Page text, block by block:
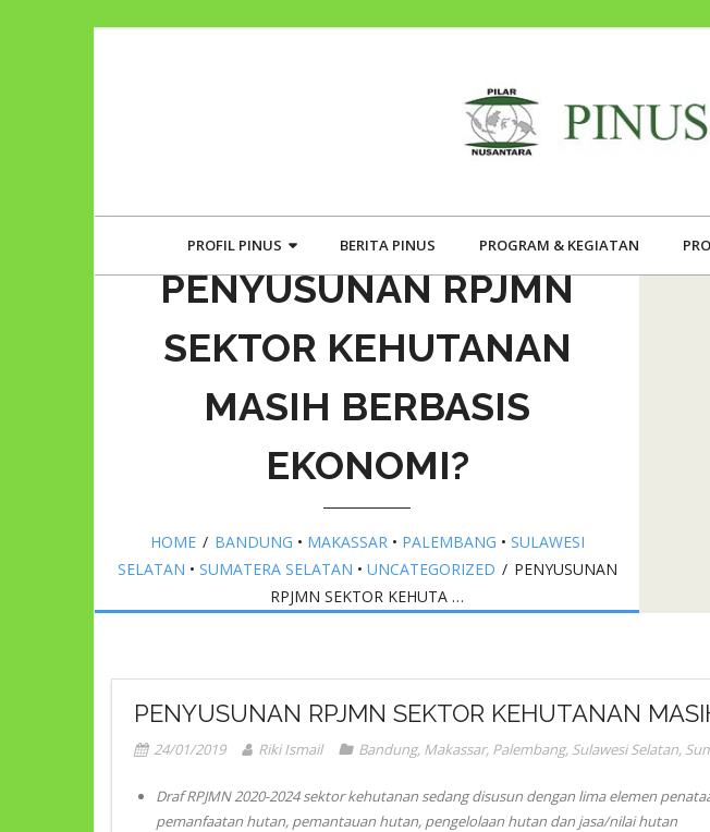
PROFIL PINUS BERITA PINUS PROGRAM & KEGIATAN
PENYUSUNAN RPJMN
SEKTOR KEHUTANAN
MASIH BERBASIS
EKONOMI?
HOME / BANDUNG • MAKASSAR• PALEMBANG • SULAWESI
SELATAN • SUMATERA SELATAN • UNCATEGORIZED / PENYUSUNAN
RPJMN SEKTOR KEHUTA …
PENYUSUNAN RPJMN SEKTOR KEHUTANAN
24/01/2019 Riki Ismail Bandung, Makassar, Palembang, Sulawesi Selatan,
Draf RPJMN 2020-2024 sektor kehutanan sedang disusun dengan lima elemen
pemanfaatan hutan, pemantauan hutan, pengelolaan hutan dan jasa/nilai hutan